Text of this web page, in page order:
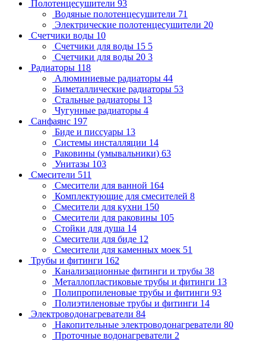
Полотенцесушители 93
Водяные полотенцесушители 71
Электрические полотенцесушители 20
Счетчики воды 10
Счетчики для воды 15 5
Счетчики для воды 20 3
Радиаторы 118
Алюминиевые радиаторы 44
Биметаллические радиаторы 53
Стальные радиаторы 13
Чугунные радиаторы 4
Санфаянс 197
Биде и писсуары 13
Системы инсталляции 14
Раковины (умывальники) 63
Унитазы 103
Смесители 511
Смесители для ванной 164
Комплектующие для смесителей 8
Смесители для кухни 150
Смесители для раковины 105
Стойки для душа 14
Смесители для биде 12
Смесители для каменных моек 51
Трубы и фитинги 162
Канализационные фитинги и трубы 38
Металлопластиковые трубы и фитинги 13
Полипропиленовые трубы и фитинги 93
Полиэтиленовые трубы и фитинги 14
Электроводонагреватели 84
Накопительные электроводонагреватели 80
Проточные водонагреватели 2